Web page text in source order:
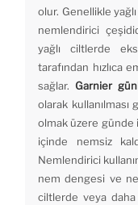
olur. Genellikle
nemlendirici
yağlı ciltlerde
tarafından hızlıca
sağlar. Garnier
olarak
olmak üzere günde
içinde nemsiz
Nemlendirici
nem dengesi ve
ciltlerde veya